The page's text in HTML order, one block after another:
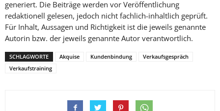
generiert. Die Beiträge werden vor Veröffentlichung
redaktionell gelesen, jedoch nicht fachlich-inhaltlich geprüft.
Für Inhalt, Aussagen und Richtigkeit ist die jeweils genannte
Autorin bzw. der jeweils genannte Autor verantwortlich.
SCHLAGWORTE Akquise Kundenbindung
Verkaufsgespräch
Verkaufstraining